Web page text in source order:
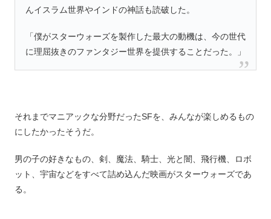
んイスラム世界やインドの神話も読破した。
「僕がスターウォーズを製作した最大の動機は、今の世代
に理屈抜きのファンタジー世界を提供することだった。」
それまでマニアックな分野だったSFを、みんなが楽しめるもの
にしたかったそうだ。
男の子の好きなもの、剣、魔法、騎士、光と闇、飛行機、ロボ
ット、宇宙などをすべて詰め込んだ映画がスターウォーズであ
る。